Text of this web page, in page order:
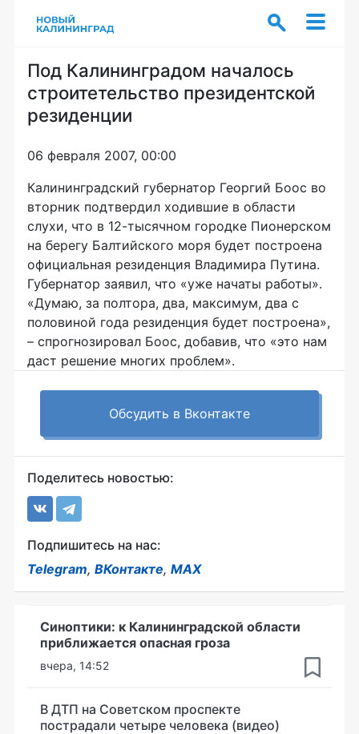
Под Калининградом началось
строитетельство президентской
резиденции
06 февраля 2007, 00:00
Калининградский губернатор Георгий Боос во
вторник подтвердил ходившие в области
слухи, что в 12-тысячном городке Пионерском
на берегу Балтийского моря будет построена
официальная резиденция Владимира Путина.
Губернатор заявил, что «уже начаты работы».
«Думаю, за полтора, два, максимум, два с
половиной года резиденция будет построена»,
– спрогнозировал Боос, добавив, что «это нам
даст решение многих проблем».
Обсудить в Вконтакте
Поделитесь новостью:
Подпишитесь на нас:
Telegram, ВКонтакте, MAX
Синоптики: к Калининградской области
приближается опасная гроза
вчера, 14:52
В ДТП на Советском проспекте
пострадали четыре человека (видео)